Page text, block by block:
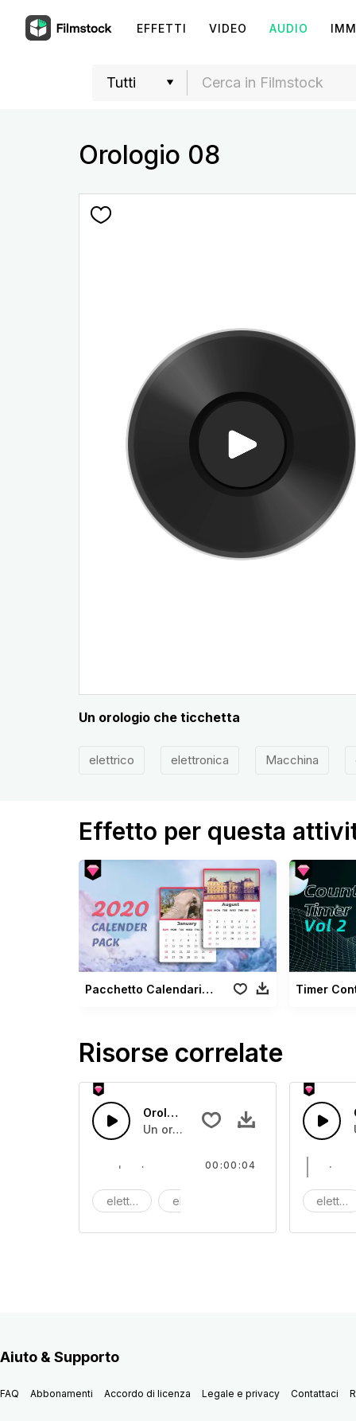
EFFETTI VIDEO AUDIO
Orologio 08
Un orologio che ticchetta
elettrico elettronica Macchina
Effetto per questa
Pacchetto Calendario 2020
Risorse correlate
Orologio 07
Un orologio che ticchetta
elettrico elettronica
00:00:04
Aiuto & Supporto
FAQ Abbonamenti Accordo di licenza Legale e privacy Contattaci